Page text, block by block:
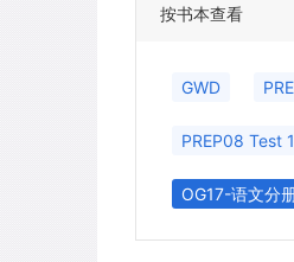
按书本查看
GWD
PREP08 Test 1
OG17-语文分